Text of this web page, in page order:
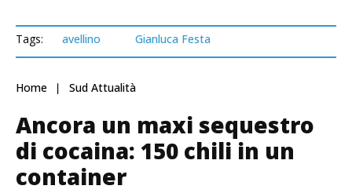
Tags: avellino Gianluca Festa
Home Sud Attualità
Ancora un maxi sequestro
di cocaina: 150 chili in un
container